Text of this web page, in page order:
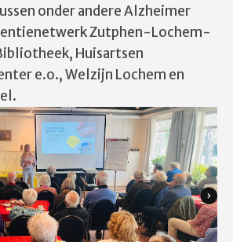
onder andere Alzheimer
Zutphen-Lochem-
Huisartsen
e.o., Welzijn Lochem en